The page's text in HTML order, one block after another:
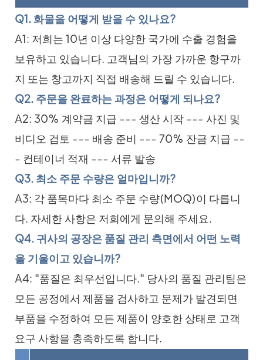
Q1. 화물을 어떻게 받을 수 있나요?
A1: 저희는 10년 이상 다양한 국가에 수출 경험을
보유하고 있습니다. 고객님의 가장 가까운 항구까
지 또는 창고까지 직접 배송해 드릴 수 있습니다.
Q2. 주문을 완료하는 과정은 어떻게 되나요?
A2: 30% 계약금 지급 --- 생산 시작 --- 사진 및
비디오 검토 --- 배송 준비 --- 70% 잔금 지급 --
- 컨테이너 적재 --- 서류 발송
Q3. 최소 주문 수량은 얼마입니까?
A3: 각 품목마다 최소 주문 수량(MOQ)이 다릅니
다. 자세한 사항은 저희에게 문의해 주세요.
Q4. 귀사의 공장은 품질 관리 측면에서 어떤 노력
을 기울이고 있습니까?
A4: "품질은 최우선입니다." 당사의 품질 관리팀은
모든 공정에서 제품을 검사하고 문제가 발견되면
부품을 수정하여 모든 제품이 양호한 상태로 고객
요구 사항을 충족하도록 합니다.